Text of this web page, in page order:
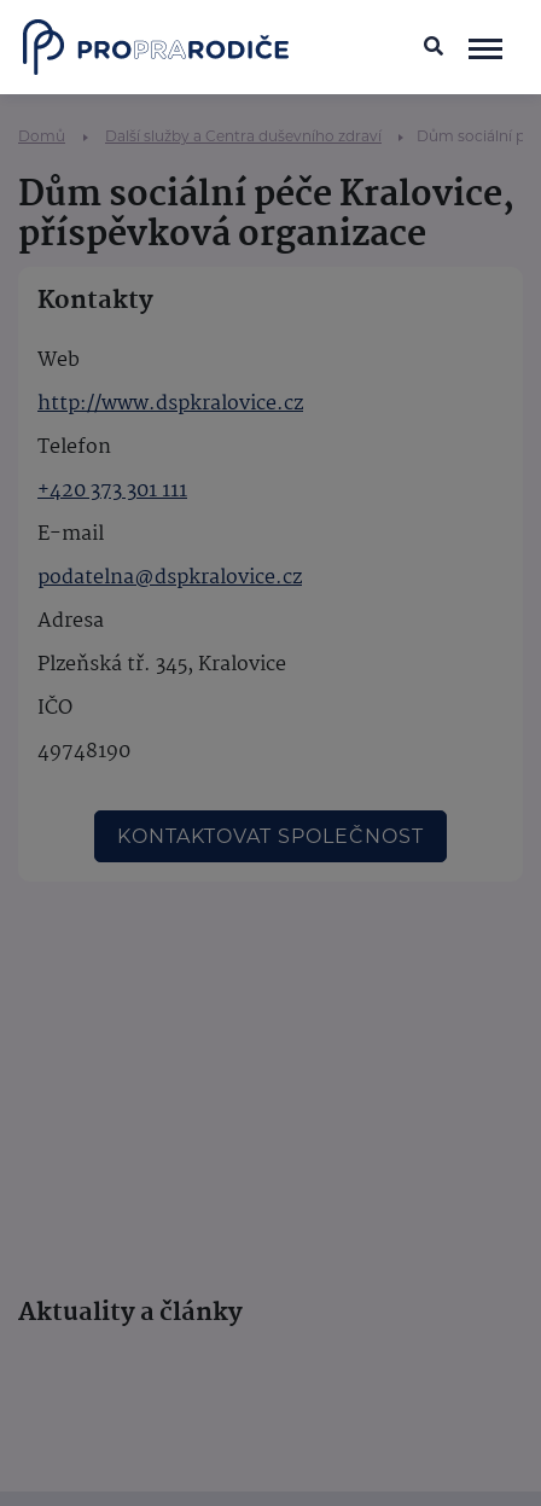
Domů Další služby a Centra duševního zdraví Dům sociální
Dům sociální péče Kralovice,
příspěvková organizace
Kontakty
Web
http://www.dspkralovice.cz
Telefon
+420 373 301 111
E-mail
podatelna@dspkralovice.cz
Adresa
Plzeňská tř. 345, Kralovice
IČO
49748190
KONTAKTOVAT SPOLEČNOST
Aktuality a články